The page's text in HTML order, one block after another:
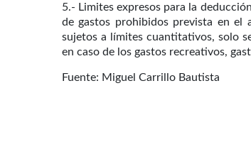
5.- Limites expresos para la
de gastos prohibidos prevista en el
sujetos a límites cuantitativos, solo
en caso de los gastos recreativos,
Fuente: Miguel Carrillo Bautista